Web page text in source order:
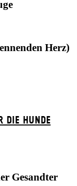
Herz)
DIE HUNDE
Gesandter